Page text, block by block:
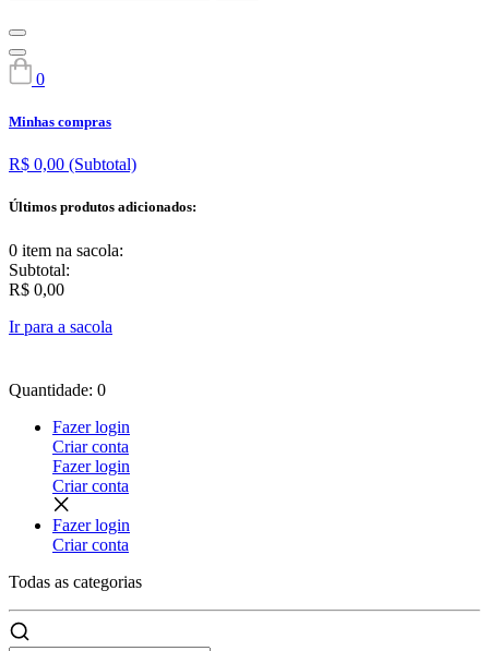
0
Minhas compras
R$ 0,00 (Subtotal)
Últimos produtos adicionados:
0 item na sacola:
Subtotal:
R$ 0,00
Ir para a sacola
Quantidade: 0
Fazer login
Criar conta
Fazer login
Criar conta
Fazer login
Criar conta
Todas as categorias